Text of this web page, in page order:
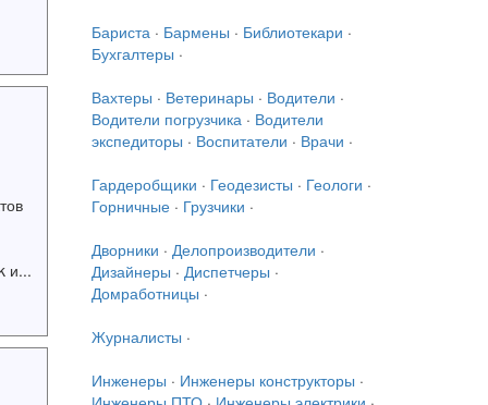
и...
Бариста· Бармены · Библиотекари ·
Бухгалтеры ·
Вахтеры · Ветеринары · Водители ·
Водители погрузчика· Водители
экспедиторы · Воспитатели · Врачи ·
Гардеробщики · Геодезисты · Геологи ·
Горничные· Грузчики ·
Дворники · Делопроизводители ·
Дизайнеры · Диспетчеры ·
Домработницы ·
Журналисты ·
Инженеры · Инженеры конструкторы ·